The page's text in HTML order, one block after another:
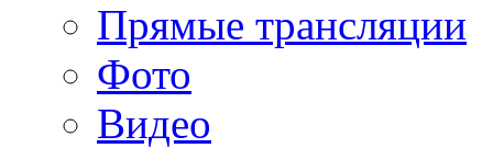
Прямые трансляции
Фото
Видео